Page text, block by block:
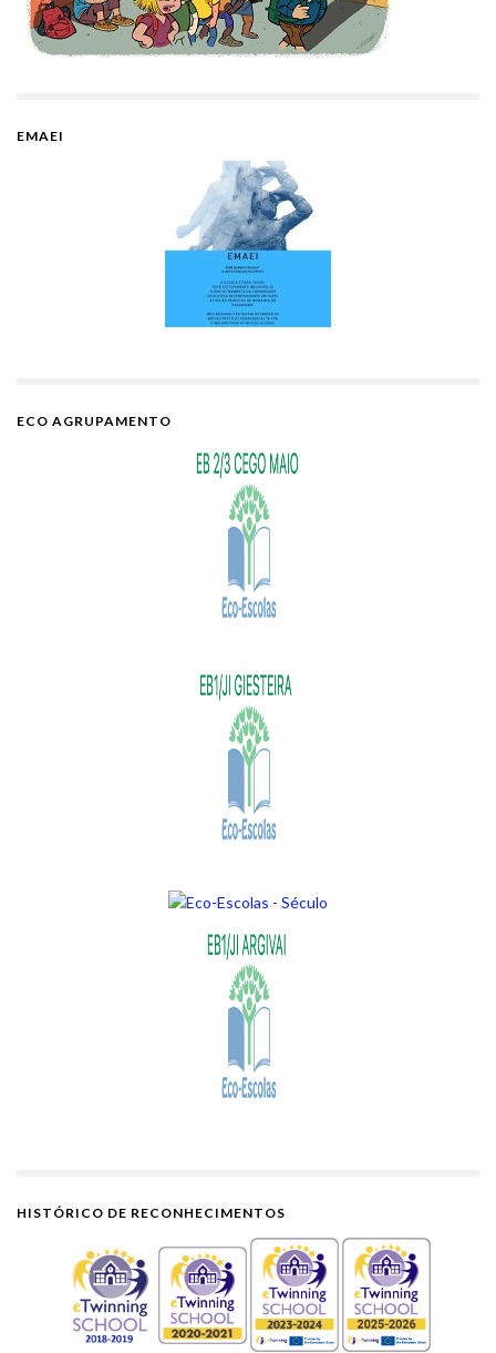
EMAEI
ECO AGRUPAMENTO
HISTÓRICO DE RECONHECIMENTOS